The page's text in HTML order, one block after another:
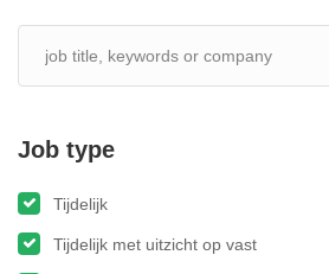
Job type
Tijdelijk
Tijdelijk met uitzicht op vast